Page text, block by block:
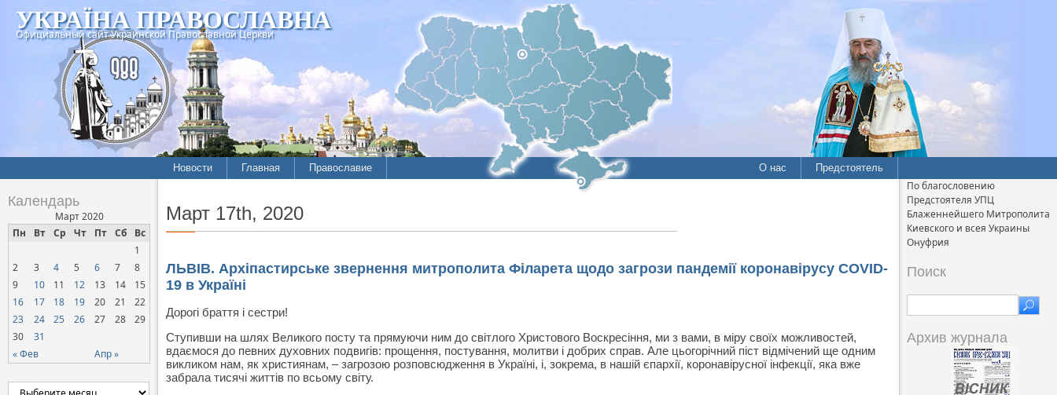
УКРАЇНА ПРАВОСЛАВНА
Официальный сайт Украинской Православной Церкви
Новости
Межконфессиональные
отношения
верующих
Официальная хроника
Расколы, ереси, секты
СОЦИАЛЬНОЕ
СЛУЖЕНИЕ
Церковь и власть
Главная Православие
Митрополиты
О нас Предстоятель
Календарь
Март 2020
Пн
Вт Ср Чт Пт Сб Вс
« Фев Апр »
1
2
3 4 5 6 7
8
9
10 11 12 13 14
15
16
17 18 19 20 21
22
23
24 25 26 27 28
29
30
31
Март 17th, 2020
ЛЬВІВ. Архіпастирське звернення митрополита Філарета щодо загрози пандемії коронавірусу COVID-
19 в Україні
Дорогі браття і сестри!
Ступивши на шлях Великого посту та прямуючи ним до світлого Христового Воскресіння, ми з вами, в міру своїх можливостей,
вдаємося до певних духовних подвигів: прощення, постування, молитви і добрих справ. Але цьогорічний піст відмічений ще одним
викликом нам, як християнам, – загрозою розповсюдження в Україні, і, зокрема, в нашій єпархії, коронавірусної інфекції, яка вже
забрала тисячі життів по всьому світу.
По благословению
Предстоятеля УПЦ
Блаженнейшего Митрополита
Киевского и всея Украины
Онуфрия
Поиск
Архив журнала